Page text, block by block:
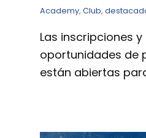
Academy, Club,
Las inscripciones y
oportunidades de
están abiertas